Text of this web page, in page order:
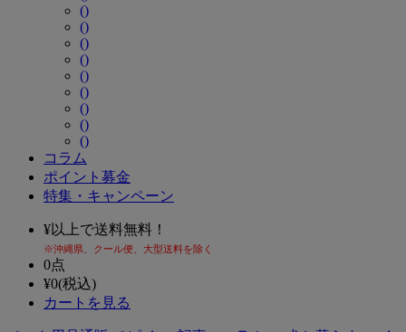
()
()
()
()
()
()
()
()
()
コラム
ポイント募金
特集・キャンペーン
¥以上で送料無料！
※沖縄県、クール便、大型送料を除く
0点
¥0(税込)
カートを見る